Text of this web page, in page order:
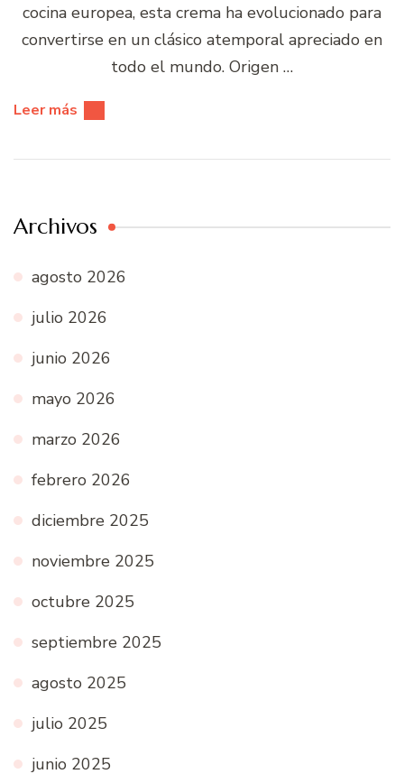
cocina europea, esta crema ha evolucionado para
convertirse en un clásico atemporal apreciado en
todo el mundo. Origen …
Leer más
Archivos
agosto 2026
julio 2026
junio 2026
mayo 2026
marzo 2026
febrero 2026
diciembre 2025
noviembre 2025
octubre 2025
septiembre 2025
agosto 2025
julio 2025
junio 2025